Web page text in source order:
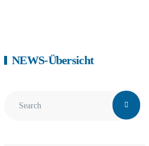
NEWS-Übersicht